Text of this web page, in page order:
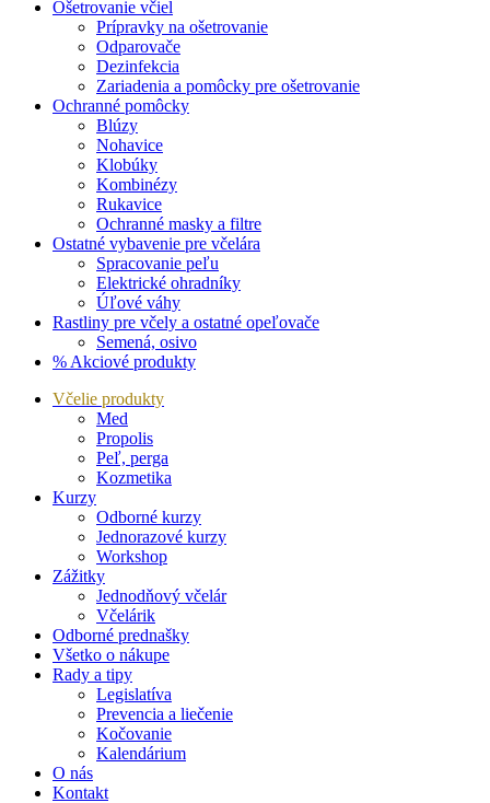
Ošetrovanie včiel
Prípravky na ošetrovanie
Odparovače
Dezinfekcia
Zariadenia a pomôcky pre ošetrovanie
Ochranné pomôcky
Blúzy
Nohavice
Klobúky
Kombinézy
Rukavice
Ochranné masky a filtre
Ostatné vybavenie pre včelára
Spracovanie peľu
Elektrické ohradníky
Úľové váhy
Rastliny pre včely a ostatné opeľovače
Semená, osivo
% Akciové produkty
Včelie produkty
Med
Propolis
Peľ, perga
Kozmetika
Kurzy
Odborné kurzy
Jednorazové kurzy
Workshop
Zážitky
Jednodňový včelár
Včelárik
Odborné prednašky
Všetko o nákupe
Rady a tipy
Legislatíva
Prevencia a liečenie
Kočovanie
Kalendárium
O nás
Kontakt